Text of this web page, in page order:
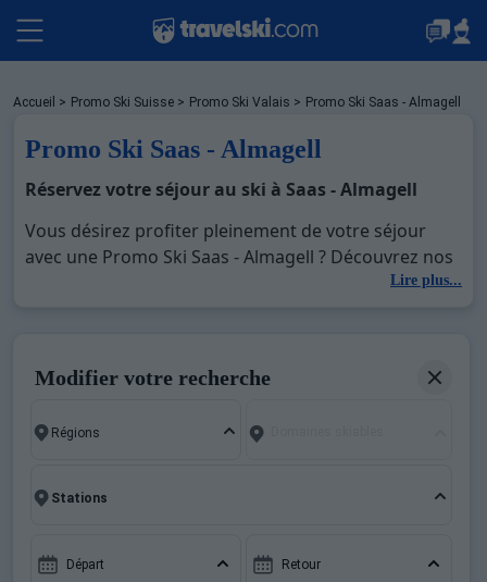
Packages
Stations
Hébergements
Montagne été
Sites CSE & Groupes
Accueil > Promo Ski Suisse > Promo Ski Valais > Promo Ski Saas - Almagell
Promo Ski Saas - Almagell
Réservez votre séjour au ski à Saas - Almagell
Vous désirez profiter pleinement de votre séjour
avec une Promo Ski Saas - Almagell ? Découvrez nos
offres de Promo Ski Saas - Almagell pour skier sans
pourrez mêler les plaisirs de la glisse sur les pistes
beauté des paysages montagnards. Pour un week-
en famille ou entre amis, c'est l'occasion parfaite
Lire plus...
Modifier votre recherche
Départ Retour